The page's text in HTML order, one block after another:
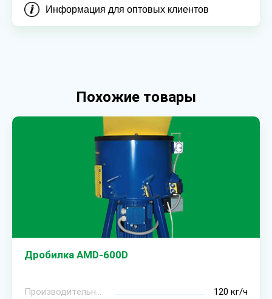
Информация для оптовых клиентов
Похожие товары
Дробилка AMD-600D
Производительность
120 кг/ч